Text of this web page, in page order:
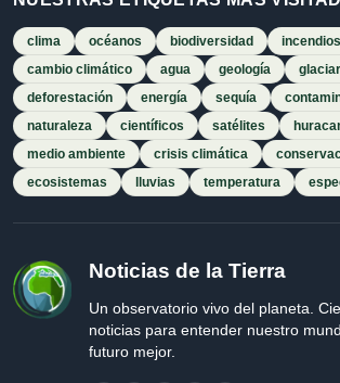
clima océanos biodiversidad
incendios
cambio climático
agua geología
deforestación
energía sequía
naturaleza
científicos satélites
medio ambiente
crisis climática
ecosistemas
lluvias temperatura
Noticias de la Tierra
Un observatorio vivo del planeta.
noticias para entender nuestro
futuro mejor.